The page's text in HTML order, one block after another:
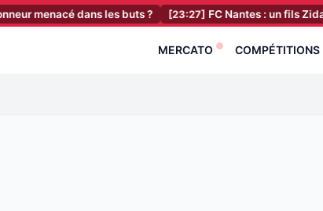
dans les buts ? [23:27] FC Nantes : un fils Zidane
MERCATO COMPÉTITIONS